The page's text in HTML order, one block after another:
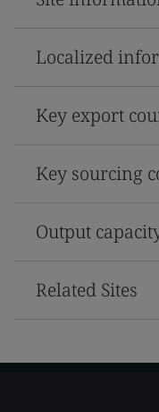
Localized
Key export
Key sourcing
Output
Related Sites